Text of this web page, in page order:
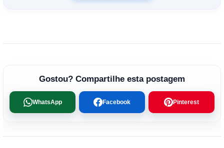
Gostou? Compartilhe esta postagem
WhatsApp Facebook Pinterest